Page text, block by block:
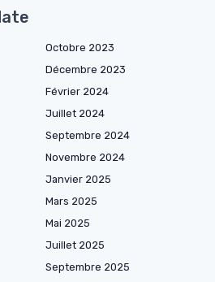
Octobre 2023
Décembre 2023
Février 2024
Juillet 2024
Septembre 2024
Novembre 2024
Janvier 2025
Mars 2025
Mai 2025
Juillet 2025
Septembre 2025